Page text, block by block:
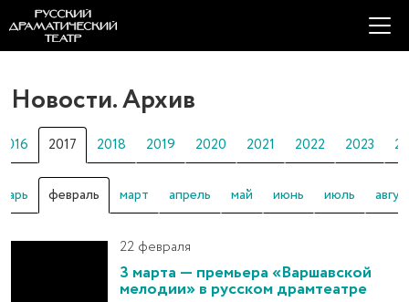
Новости. Архив
2016 2017 2018 2019 2020 2021 2022 2023
февраль март апрель май июнь июль
22 февраля
3 марта — премьера «Варшавской
мелодии» в русском драмтеатре